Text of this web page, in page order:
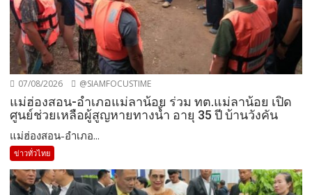
07/08/2026 @SIAMFOCUSTIME
แม่ฮ่องสอน-อำเภอแม่ลาน้อย ร่วม ทต.แม่ลาน้อย เปิด
ศูนย์ช่วยเหลือผู้สูญหายทางน้ำ อายุ 35 ปี บ้านวังคัน
แม่ฮ่องสอน-อำเภอ...
ข่าวทั่วไทย